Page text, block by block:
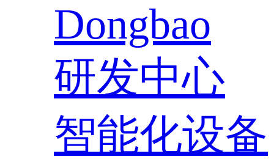
Dongbao
研发中心
智能化设备